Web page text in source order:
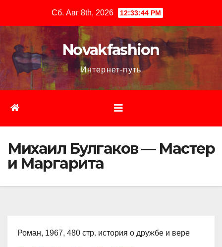
содержимому
Сб. Авг 8th, 2026 12:33:45 PM
Novakfashion
Интернет-путь
Михаил Булгаков — Мастер
и Маргарита
Роман, 1967, 480 стр. история о дружбе и вере